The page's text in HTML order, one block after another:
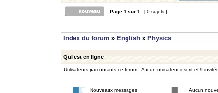
Page 1 sur 1 [ 0 sujets ]
Index du forum » English » Physics
Qui est en ligne
Utilisateurs parcourants ce forum : Aucun utilisateur inscrit et 9 invités
Nouveaux messages Aucun